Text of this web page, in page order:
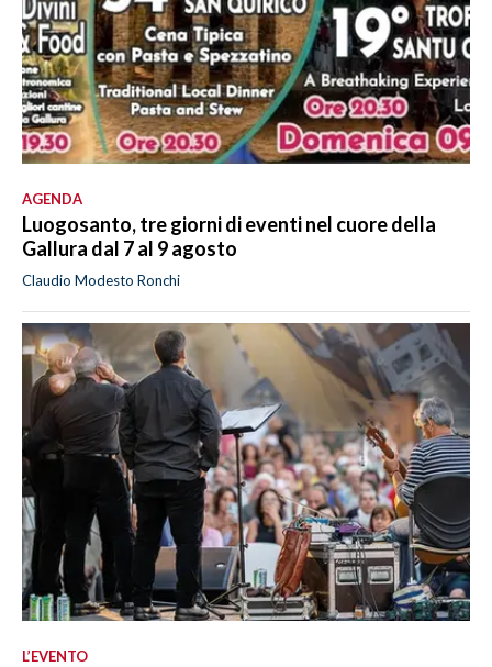
AGENDA
Luogosanto, tre giorni di eventi nel cuore della
Gallura dal 7 al 9 agosto
Claudio Modesto Ronchi
L’EVENTO